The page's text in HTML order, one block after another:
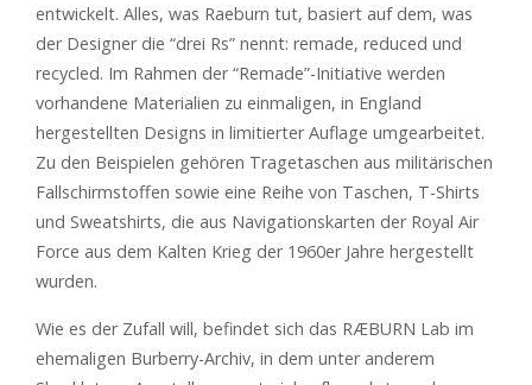
entwickelt. Alles, was Raeburn tut, basiert auf dem, was
der Designer die “drei Rs” nennt: remade, reduced und
recycled. Im Rahmen der “Remade”-Initiative werden
vorhandene Materialien zu einmaligen, in England
hergestellten Designs in limitierter Auflage umgearbeitet.
Zu den Beispielen gehören Tragetaschen aus militärischen
Fallschirmstoffen sowie eine Reihe von Taschen, T-Shirts
und Sweatshirts, die aus Navigationskarten der Royal Air
Force aus dem Kalten Krieg der 1960er Jahre hergestellt
wurden.
Wie es der Zufall will, befindet sich das RÆBURN Lab im
ehemaligen Burberry-Archiv, in dem unter anderem